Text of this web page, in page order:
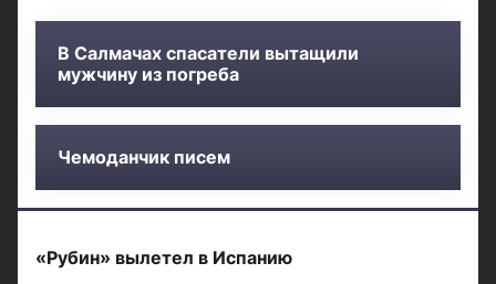
В Салмачах спасатели вытащили
мужчину из погреба
Чемоданчик писем
«Рубин» вылетел в Испанию